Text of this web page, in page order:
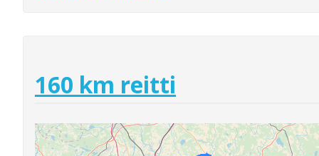
160 km reitti